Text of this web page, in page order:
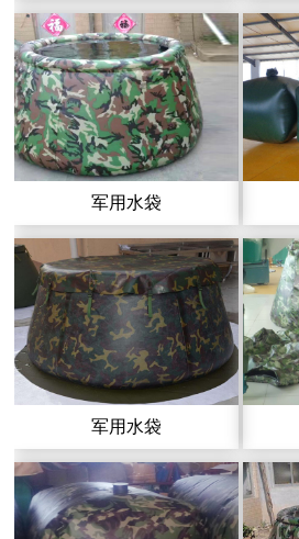
军用水袋
军用水袋